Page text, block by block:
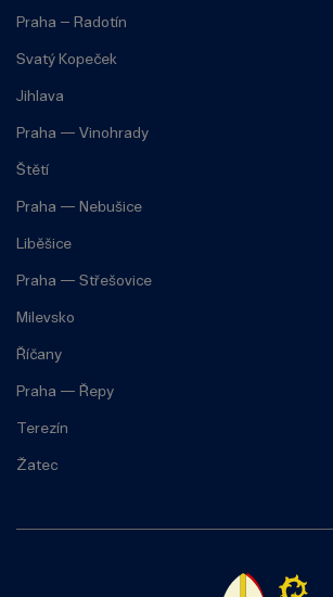
Praha – Radotín
Svatý Kopeček
Jihlava
Praha — Vinohrady
Štětí
Praha — Nebušice
Liběšice
Praha — Střešovice
Milevsko
Říčany
Praha — Řepy
Terezín
Žatec